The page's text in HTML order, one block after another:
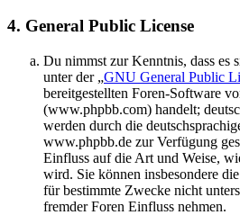
4. General Public License
Du nimmst zur Kenntnis, dass es
unter der „GNU General Public
bereitgestellten Foren-Software
(www.phpbb.com) handelt;
werden durch die
www.phpbb.de zur Verfügung
Einfluss auf die Art und Weise,
wird. Sie können insbesondere
für bestimmte Zwecke nicht
fremder Foren Einfluss nehmen.